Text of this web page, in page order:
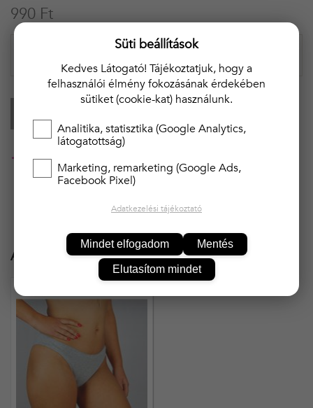
990 Ft
Ajánlott termékek
Süti beállítások
Kedves Látogató! Tájékoztatjuk, hogy a
felhasználói élmény fokozásának érdekében
sütiket (cookie-kat) használunk.
Analitika, statisztika (Google Analytics,
látogatottság)
Marketing, remarketing (Google Ads,
Facebook Pixel)
Adatkezelési tájékoztató
Mindet elfogadom Mentés
Elutasítom mindet